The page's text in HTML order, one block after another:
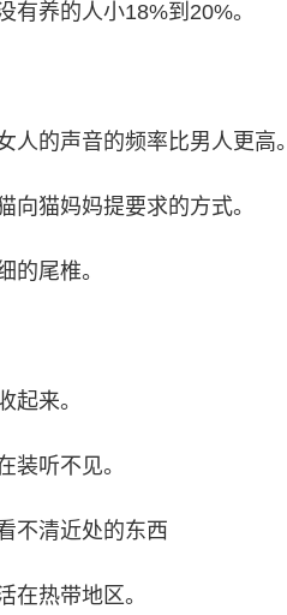
有养的人小18%到20%。
的声音的频率比男人更高。
向猫妈妈提要求的方式。
的尾椎。
起来。
装听不见。
不清近处的东西
在热带地区。